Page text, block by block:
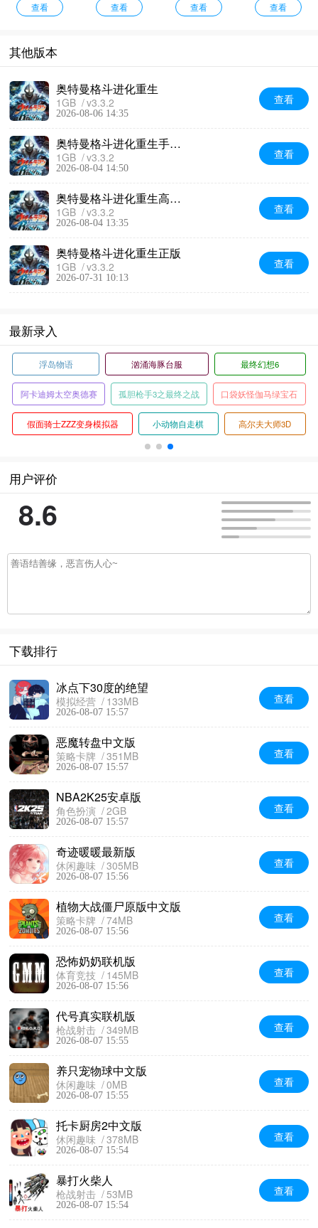
查看
中文版
查看
服
查看
世纪永恒
查看
其他版本
奥特曼格斗进化重生
1GB v3.3.2
2026-08-06 14:35
查看
奥特曼格斗进化重生手机版
1GB v3.3.2
2026-08-04 14:50
查看
奥特曼格斗进化重生高清汉化版
1GB v3.3.2
2026-08-04 13:35
查看
奥特曼格斗进化重生正版
1GB v3.3.2
2026-07-31 10:13
查看
最新录入
浮岛物语 汹涌海豚台服 最终幻想6
阿卡迪姆太空奥德赛 孤胆枪手3之最终之战 口袋妖怪伽马绿宝石
假面骑士ZZZ变身模拟器 小动物自走棋 高尔夫大师3D
用户评价
8.6
下载排行
冰点下30度的绝望
模拟经营 133MB
2026-08-07 15:57
查看
恶魔转盘中文版
策略卡牌 351MB
2026-08-07 15:57
查看
NBA2K25安卓版
角色扮演 2GB
2026-08-07 15:57
查看
奇迹暖暖最新版
休闲趣味 305MB
2026-08-07 15:56
查看
植物大战僵尸原版中文版
策略卡牌 74MB
2026-08-07 15:56
查看
恐怖奶奶联机版
体育竞技 145MB
2026-08-07 15:56
查看
代号真实联机版
枪战射击 349MB
2026-08-07 15:55
查看
养只宠物球中文版
休闲趣味 0MB
2026-08-07 15:55
查看
托卡厨房2中文版
休闲趣味 378MB
2026-08-07 15:54
查看
暴打火柴人
枪战射击 53MB
2026-08-07 15:54
查看